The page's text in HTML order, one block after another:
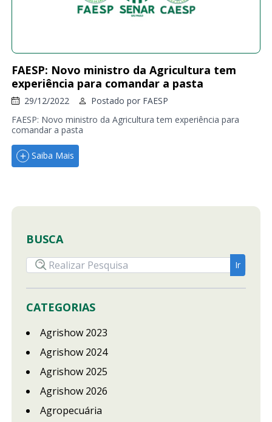
FAESP: Novo ministro da Agricultura tem
experiência para comandar a pasta
29/12/2022 Postado por FAESP
FAESP: Novo ministro da Agricultura tem experiência para
comandar a pasta
Saiba Mais
BUSCA
CATEGORIAS
Agrishow 2023
Agrishow 2024
Agrishow 2025
Agrishow 2026
Agropecuária